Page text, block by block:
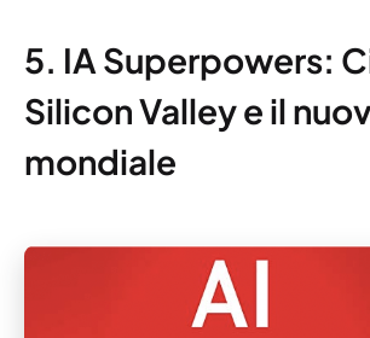
5. IA Superpowers:
Silicon Valley e il
mondiale